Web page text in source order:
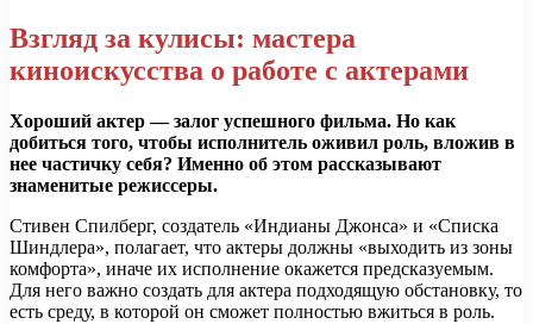
Взгляд за кулисы: мастера
киноискусства о работе с актерами
Хороший актер — залог успешного фильма. Но как
добиться того, чтобы исполнитель оживил роль, вложив в
нее частичку себя? Именно об этом рассказывают
знаменитые режиссеры.
Стивен Спилберг, создатель «Индианы Джонса» и «Списка
Шиндлера», полагает, что актеры должны «выходить из зоны
комфорта», иначе их исполнение окажется предсказуемым.
Для него важно создать для актера подходящую обстановку, то
есть среду, в которой он сможет полностью вжиться в роль.